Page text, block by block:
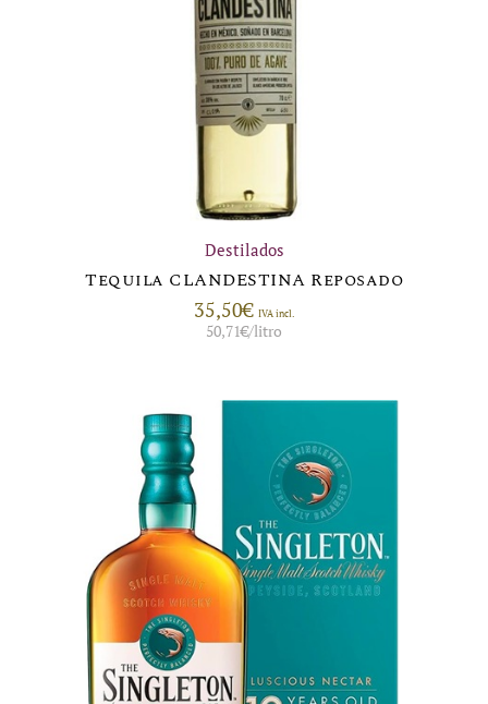
Destilados
Tequila CLANDESTINA Reposado
35,50€ IVA incl.
50,71€/litro